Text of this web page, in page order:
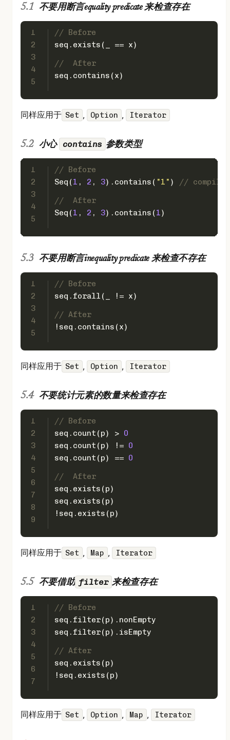
不要用断言equality predicate 来检查存在
1
2
3
4
5
// Before
seq.exists(_ == x)
//  After
seq.contains(x)
同样应用于 Set , Option , Iterator
小心 contains 参数类型
1
2
3
4
5
// Before
Seq (1 , 2 , 3).contains( "1" )
//
//  After
Seq (1 , 2 , 3).contains(1)
不要用断言inequality predicate 来检查不存在
1
2
3
4
5
// Before
seq.forall(_ != x)
// After
!seq.contains(x)
同样应用于 Set , Option , Iterator
不要统计元素的数量来检查存在
1
2
3
4
5
6
7
8
9
// Before
seq.count(p) > 0
seq.count(p) != 0
seq.count(p) == 0
//  After
seq.exists(p)
seq.exists(p)
!seq.exists(p)
同样应用于 Set , Map , Iterator
不要借助 filter 来检查存在
1
2
3
4
5
6
7
// Before
seq.filter(p).nonEmpty
seq.filter(p).isEmpty
// After
seq.exists(p)
!seq.exists(p)
同样应用于 Set , Option , Map , Iterator